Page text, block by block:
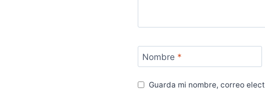
Nombre *
Guarda mi nombre, correo